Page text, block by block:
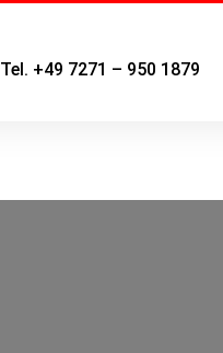
Tel. +49 7271 – 950 1879